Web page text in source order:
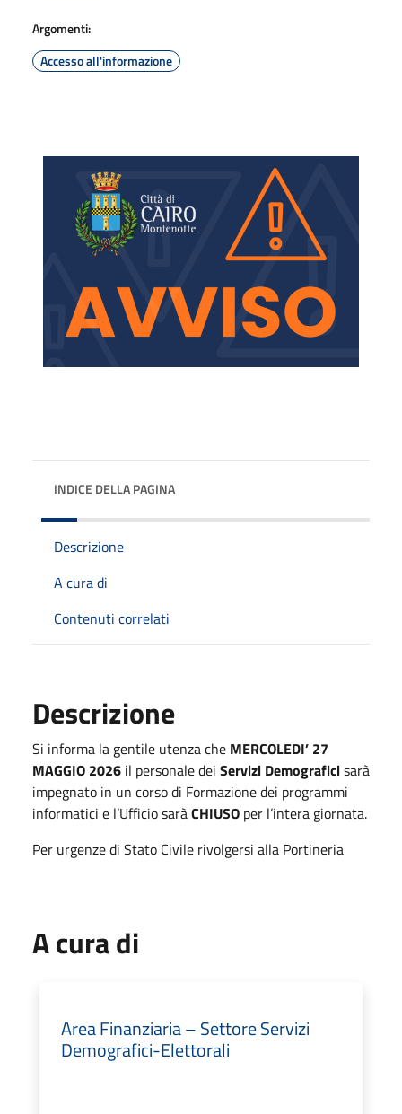
Argomenti:
Accesso all'informazione
INDICE DELLA PAGINA
Descrizione
A cura di
Contenuti correlati
Descrizione
Si informa la gentile utenza che MERCOLEDI’ 27
MAGGIO 2026 il personale dei Servizi Demograficisarà
impegnato in un corso di Formazione dei programmi
informatici e l’Ufficio saràCHIUSO per l’intera giornata.
Per urgenze di Stato Civile rivolgersi alla Portineria
A cura di
Area Finanziaria – Settore Servizi
Demografici-Elettorali